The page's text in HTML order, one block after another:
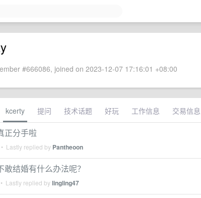
#666086, joined on 2023-12-07 17:16:01 +08:00
kcerty 提问 技术话题 好玩 工作信息 交易信息
正分手啦
• Lastly replied by Pantheoon
结婚有什么办法呢？
• Lastly replied bylingling47